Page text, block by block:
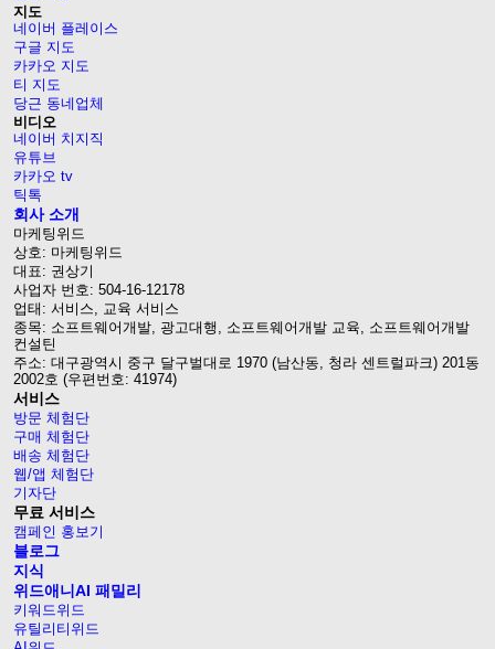
지도
네이버 플레이스
구글 지도
카카오 지도
티 지도
당근 동네업체
비디오
네이버 치지직
유튜브
카카오 tv
틱톡
회사 소개
마케팅위드
상호: 마케팅위드
대표: 권상기
사업자 번호: 504-16-12178
업태: 서비스, 교육 서비스
종목: 소프트웨어개발, 광고대행, 소프트웨어개발 교육, 소프트웨어개발
컨설틴
주소: 대구광역시 중구 달구벌대로 1970 (남산동, 청라 센트럴파크) 201동
2002호 (우편번호: 41974)
서비스
방문 체험단
구매 체험단
배송 체험단
웹/앱 체험단
기자단
무료 서비스
캠페인 홍보기
블로그
지식
위드애니AI 패밀리
키워드위드
유틸리티위드